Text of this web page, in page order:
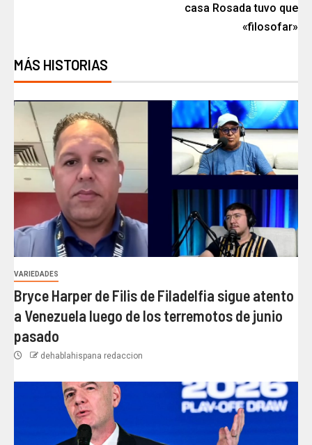
casa Rosada tuvo que
«filosofar»
MÁS HISTORIAS
VARIEDADES
Bryce Harper de Filis de Filadelfia sigue atento
a Venezuela luego de los terremotos de junio
pasado
dehablahispana redaccion